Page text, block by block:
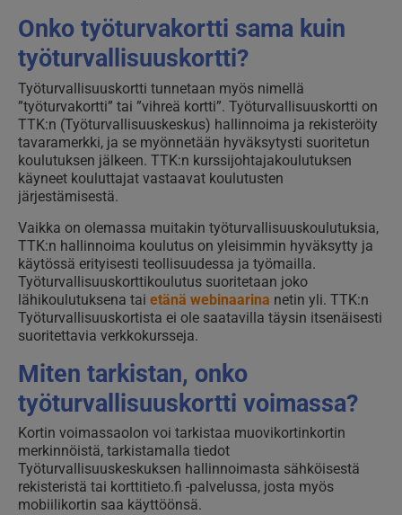
Onko työturvakortti sama kuin
työturvallisuuskortti?
Työturvallisuuskortti tunnetaan myös nimellä
”työturvakortti” tai ”vihreä kortti”. Työturvallisuuskortti on
TTK:n (Työturvallisuuskeskus) hallinnoima ja rekisteröity
tavaramerkki, ja se myönnetään hyväksytysti suoritetun
koulutuksen jälkeen. TTK:n kurssijohtajakoulutuksen
käyneet kouluttajat vastaavat koulutusten
järjestämisestä.
Vaikka on olemassa muitakin työturvallisuuskoulutuksia,
TTK:n hallinnoima koulutus on yleisimmin hyväksytty ja
käytössä erityisesti teollisuudessa ja työmailla.
Työturvallisuuskorttikoulutus suoritetaan joko
lähikoulutuksena tai etänä webinaarina netin yli. TTK:n
Työturvallisuuskortista ei ole saatavilla täysin itsenäisesti
suoritettavia verkkokursseja.
Miten tarkistan, onko
työturvallisuuskortti voimassa?
Kortin voimassaolon voi tarkistaa muovikortinkortin
merkinnöistä, tarkistamalla tiedot
Työturvallisuuskeskuksen hallinnoimasta sähköisestä
rekisteristä tai korttitieto.fi -palvelussa, josta myös
mobiilikortin saa käyttöönsä.